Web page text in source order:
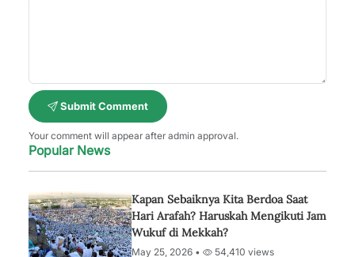
Submit Comment
Your comment will appear after admin approval.
Popular News
Kapan Sebaiknya Kita Berdoa Saat
Hari Arafah? Haruskah Mengikuti Jam
Wukuf di Mekkah?
May 25, 2026 • 54,410 views